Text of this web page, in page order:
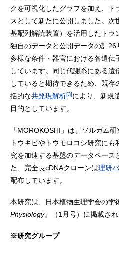
クを可視化したグラフを加え、
スとして新たに公開しました。
基配列解読装置）を活用したトラ
独自のデータと公開データの計26
多様な条件・器官における各遺伝
しています。同じ代謝系にある
していると期待できるため、既
括的な共発現解析[3]により、新規
目的としています。
「MOROKOSHI」は、ソルガム
トウキビやトウモロコシ研究に
究を加速する基盤のデータベース
た、完全長cDNAクローンは理研
配布しています。
本研究は、日本植物生理学会の学
Physiology』（1月号）に掲載され
※研究グループ